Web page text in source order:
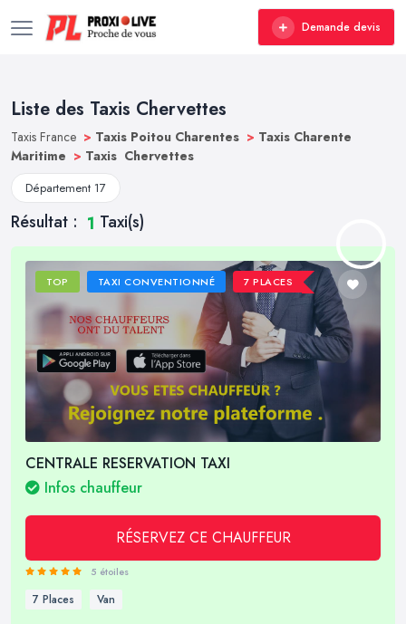
Demande devis
Liste des Taxis Chervettes
Taxis France > Taxis Poitou Charentes > Taxis Charente
Maritime > Taxis Chervettes
Département 17
Résultat : 1 Taxi(s)
TOP TAXI CONVENTIONNÉ 7 PLACES
CENTRALE RESERVATION TAXI
Infos chauffeur
RÉSERVEZ CE CHAUFFEUR
5 étoiles
7 Places Van